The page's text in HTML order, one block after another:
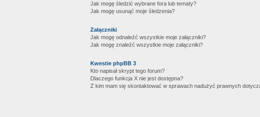
Jak mogę śledzić wybrane fora lub tematy?
Jak mogę usunąć moje śledzenia?
Załączniki
Jak mogę odnaleźć wszystkie moje załączniki?
Jak mogę znaleźć wszystkie moje załączniki?
Kwestie phpBB 3
Kto napisał skrypt tego forum?
Dlaczego funkcja X nie jest dostępna?
Z kim mam się skontaktować w sprawach nadużyć prawnych